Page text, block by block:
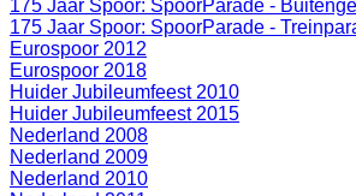
175 Jaar Spoor: SpoorParade -
175 Jaar Spoor: SpoorParade -
Eurospoor 2012
Eurospoor 2018
Huider Jubileumfeest 2010
Huider Jubileumfeest 2015
Nederland 2008
Nederland 2009
Nederland 2010